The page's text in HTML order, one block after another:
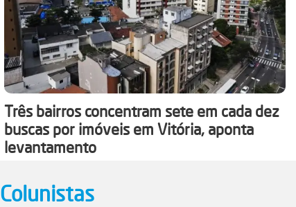
Três bairros concentram sete em cada dez
buscas por imóveis em Vitória, aponta
levantamento
Colunistas